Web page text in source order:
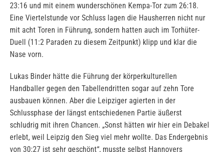
23:16 und mit einem wunderschönen Kempa-Tor zum 26:18.
Eine Viertelstunde vor Schluss lagen die Hausherren nicht nur
mit acht Toren in Führung, sondern hatten auch im Torhüter-
Duell (11:2 Paraden zu diesem Zeitpunkt) klipp und klar die
Nase vorn.
Lukas Binder hätte die Führung der körperkulturellen
Handballer gegen den Tabellendritten sogar auf zehn Tore
ausbauen können. Aber die Leipziger agierten in der
Schlussphase der längst entschiedenen Partie äußerst
schludrig mit ihren Chancen. „Sonst hätten wir hier ein Debakel
erlebt, weil Leipzig den Sieg viel mehr wollte. Das Endergebnis
von 30:27 ist sehr geschönt“, musste selbst Hannovers